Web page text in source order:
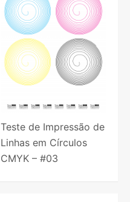
Teste de Impressão de
Linhas em Círculos
CMYK – #03